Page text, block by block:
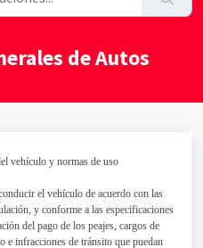
de Autos
vehículo y normas de uso
el vehículo de acuerdo con las
y conforme a las especificaciones
del pago de los peajes, cargos de
e infracciones de tránsito que puedan